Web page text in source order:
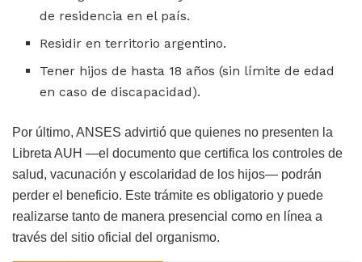
de residencia en el país.
Residir en territorio argentino.
Tener hijos de hasta 18 años (sin límite de edad
en caso de discapacidad).
Por último, ANSES advirtió que quienes no presenten la
Libreta AUH —el documento que certifica los controles de
salud, vacunación y escolaridad de los hijos— podrán
perder el beneficio. Este trámite es obligatorio y puede
realizarse tanto de manera presencial como en línea a
través del sitio oficial del organismo.